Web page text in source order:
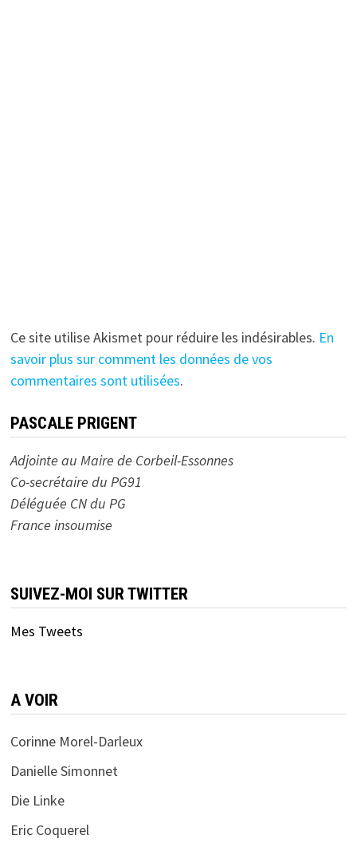
Ce site utilise Akismet pour réduire les indésirables. En
savoir plus sur comment les données de vos
commentaires sont utilisées.
PASCALE PRIGENT
Adjointe au Maire de Corbeil-Essonnes
Co-secrétaire du PG91
Déléguée CN du PG
France insoumise
SUIVEZ-MOI SUR TWITTER
Mes Tweets
A VOIR
Corinne Morel-Darleux
Danielle Simonnet
Die Linke
Eric Coquerel